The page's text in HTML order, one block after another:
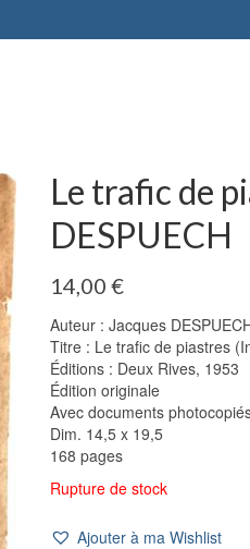
Le trafic de
DESPUECH
14,00 €
Auteur : Jacques
Titre : Le trafic de piastres
Éditions : Deux Rives, 1953
Édition originale
Avec documents
Dim. 14,5 x 19,5
168 pages
Rupture de stock
Ajouter à ma Wishlist